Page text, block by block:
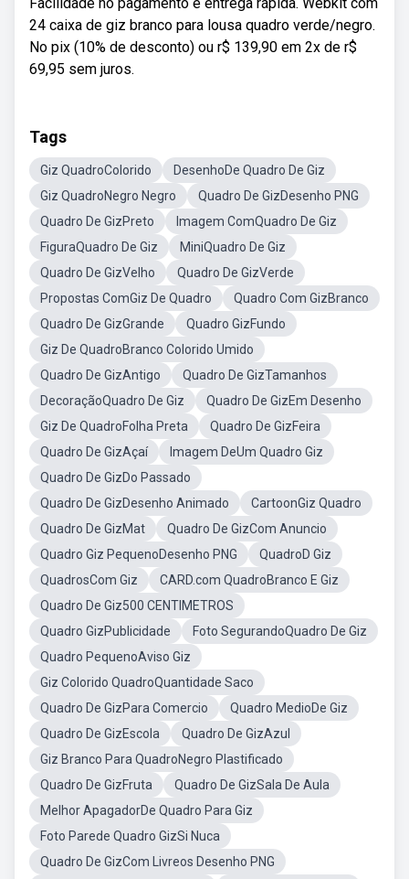
24 caixa de giz branco para lousa quadro verde/negro.
No pix (10% de desconto) ou r$ 139,90 em 2x de r$
69,95 sem juros.
Tags
Giz QuadroColorido
DesenhoDe Quadro De Giz
Giz QuadroNegro Negro
Quadro De GizDesenho PNG
Quadro De GizPreto
Imagem ComQuadro De Giz
FiguraQuadro De Giz
MiniQuadro De Giz
Quadro De GizVelho
Quadro De GizVerde
Propostas ComGiz De Quadro
Quadro Com GizBranco
Quadro De GizGrande
Quadro GizFundo
Giz De QuadroBranco Colorido Umido
Quadro De GizAntigo
Quadro De GizTamanhos
DecoraçãoQuadro De Giz
Quadro De GizEm Desenho
Giz De QuadroFolha Preta
Quadro De GizFeira
Quadro De GizAçaí
Imagem DeUm Quadro Giz
Quadro De GizDo Passado
Quadro De GizDesenho Animado
CartoonGiz Quadro
Quadro De GizMat
Quadro De GizCom Anuncio
Quadro Giz PequenoDesenho PNG
QuadroD Giz
QuadrosCom Giz
CARD.com QuadroBranco E Giz
Quadro De Giz500 CENTIMETROS
Quadro GizPublicidade
Foto SegurandoQuadro De Giz
Quadro PequenoAviso Giz
Giz Colorido QuadroQuantidade Saco
Quadro De GizPara Comercio
Quadro MedioDe Giz
Quadro De GizEscola
Quadro De GizAzul
Giz Branco Para QuadroNegro Plastificado
Quadro De GizFruta
Quadro De GizSala De Aula
Melhor ApagadorDe Quadro Para Giz
Foto Parede Quadro GizSi Nuca
Quadro De GizCom Livreos Desenho PNG